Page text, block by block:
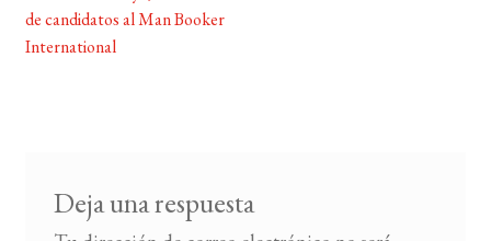
de
de candidatos al Man Booker
International
Deja una respuesta